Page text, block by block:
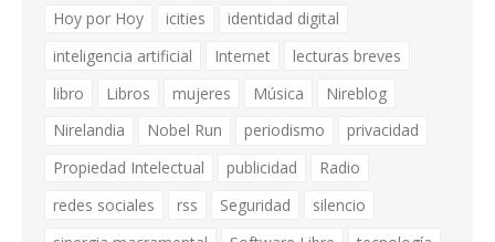
Hoy por Hoy
icities
identidad digital
inteligencia artificial
Internet
lecturas breves
libro
Libros mujeres Música
Nireblog
Nirelandia
Nobel Run periodismo
privacidad
Propiedad Intelectual
publicidad
Radio
redes sociales
rss Seguridad
silencio